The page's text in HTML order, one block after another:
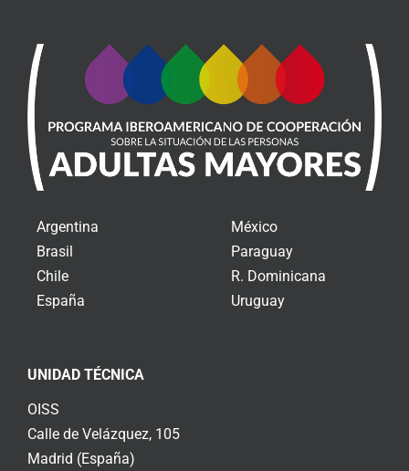
Argentina
Brasil
Chile
España
México
Paraguay
R. Dominicana
Uruguay
UNIDAD TÉCNICA
OISS
Calle de Velázquez, 105
Madrid (España)